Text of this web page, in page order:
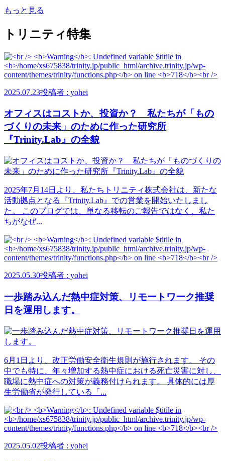
もっと見る
トリニティ特集
2025.07.23投稿者 : yohei
オフィスはコストか、投資か？ 私たちが「もの
づくりの未来」のために作った研究所
『Trinity.Lab』の全貌
2025年7月14日より、私たちトリニティ株式会社は、新たな
活動拠点となる『Trinity.Lab』での営業を開始いたしまし
た。 このブログでは、単なる移転のご報告ではなく、私た
ちがなぜ...
2025.05.30投稿者 : yohei
一歩踏み込んだ熱中症対策、リモートワーク推奨
日を運用します。
6月1日より、改正労働安全衛生規則が施行されます。 その
中でも特に、年々増加する熱中症における死亡災害に対し、
職場に熱中症への対策が義務付けられます。 具体的には厚
生労働省が発行している「...
2025.05.02投稿者 : yohei